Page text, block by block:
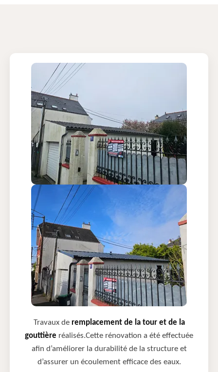
Travaux de remplacement de la tour et de la
gouttière réalisés.Cette rénovation a été effectuée
afin d’améliorer la durabilité de la structure et
d’assurer un écoulement efficace des eaux.